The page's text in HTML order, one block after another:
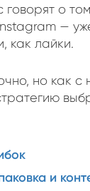
о
—
как лайки.
но как с
и